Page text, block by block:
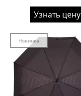
Узнать цену
Новинка